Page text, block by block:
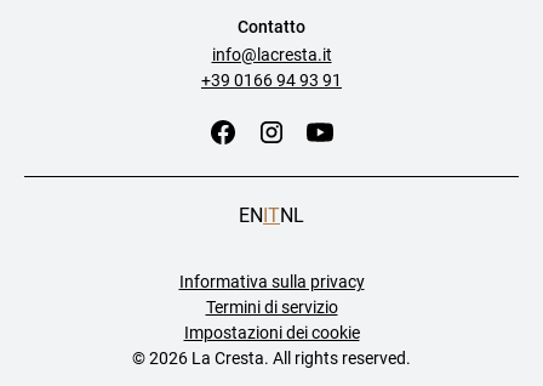
Contatto
info@lacresta.it
+39 0166 94 93 91
ENITNL
©2026 La Cresta. All rights reserved.
Informativa sulla privacy
Termini di servizio
Impostazioni dei cookie